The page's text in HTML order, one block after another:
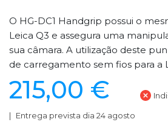
O HG-DC1 Handgrip possui o
Leica Q3 e assegura uma
sua câmara. A utilização deste
de carregamento sem fios para a
215,00 €
Entrega prevista dia 24 agosto